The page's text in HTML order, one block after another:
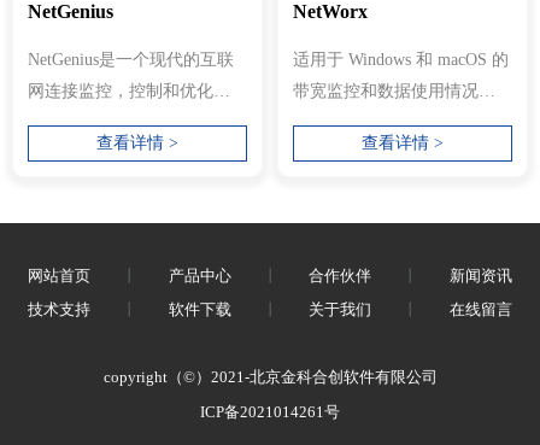
NetGenius
NetGenius是一个现代的互联
网连接监控，控制和优化工
具。它使您可以实时观看使
用Interne...
查看详情 >
NetWorx
适用于 Windows 和 macOS 的
带宽监控和数据使用情况报
告 NetWorx是一个简单但多功
查看详情 >
网站首页 产品中心 合作伙伴
新闻资讯
技术支持
软件下载 关于我们 在线留言
copyright（©）2021-北京金科合创软件有限公司
ICP备2021014261号